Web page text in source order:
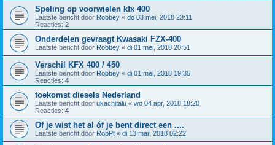
Speling op voorwielen kfx 400
Laatste bericht door Robbey « do 03 mei, 2018 23:11
Reacties: 2
Onderdelen gevraagt Kwasaki FZX-400
Laatste bericht door Robbey « di 01 mei, 2018 20:51
Verschil KFX 400 / 450
Laatste bericht door Robbey « di 01 mei, 2018 19:35
Reacties: 4
toekomst diesels Nederland
Laatste bericht door ukachitalu « wo 04 apr, 2018 18:20
Reacties: 4
Of je wist het al óf je bent direct een ....
Laatste bericht door RobPt « di 13 mar, 2018 02:22